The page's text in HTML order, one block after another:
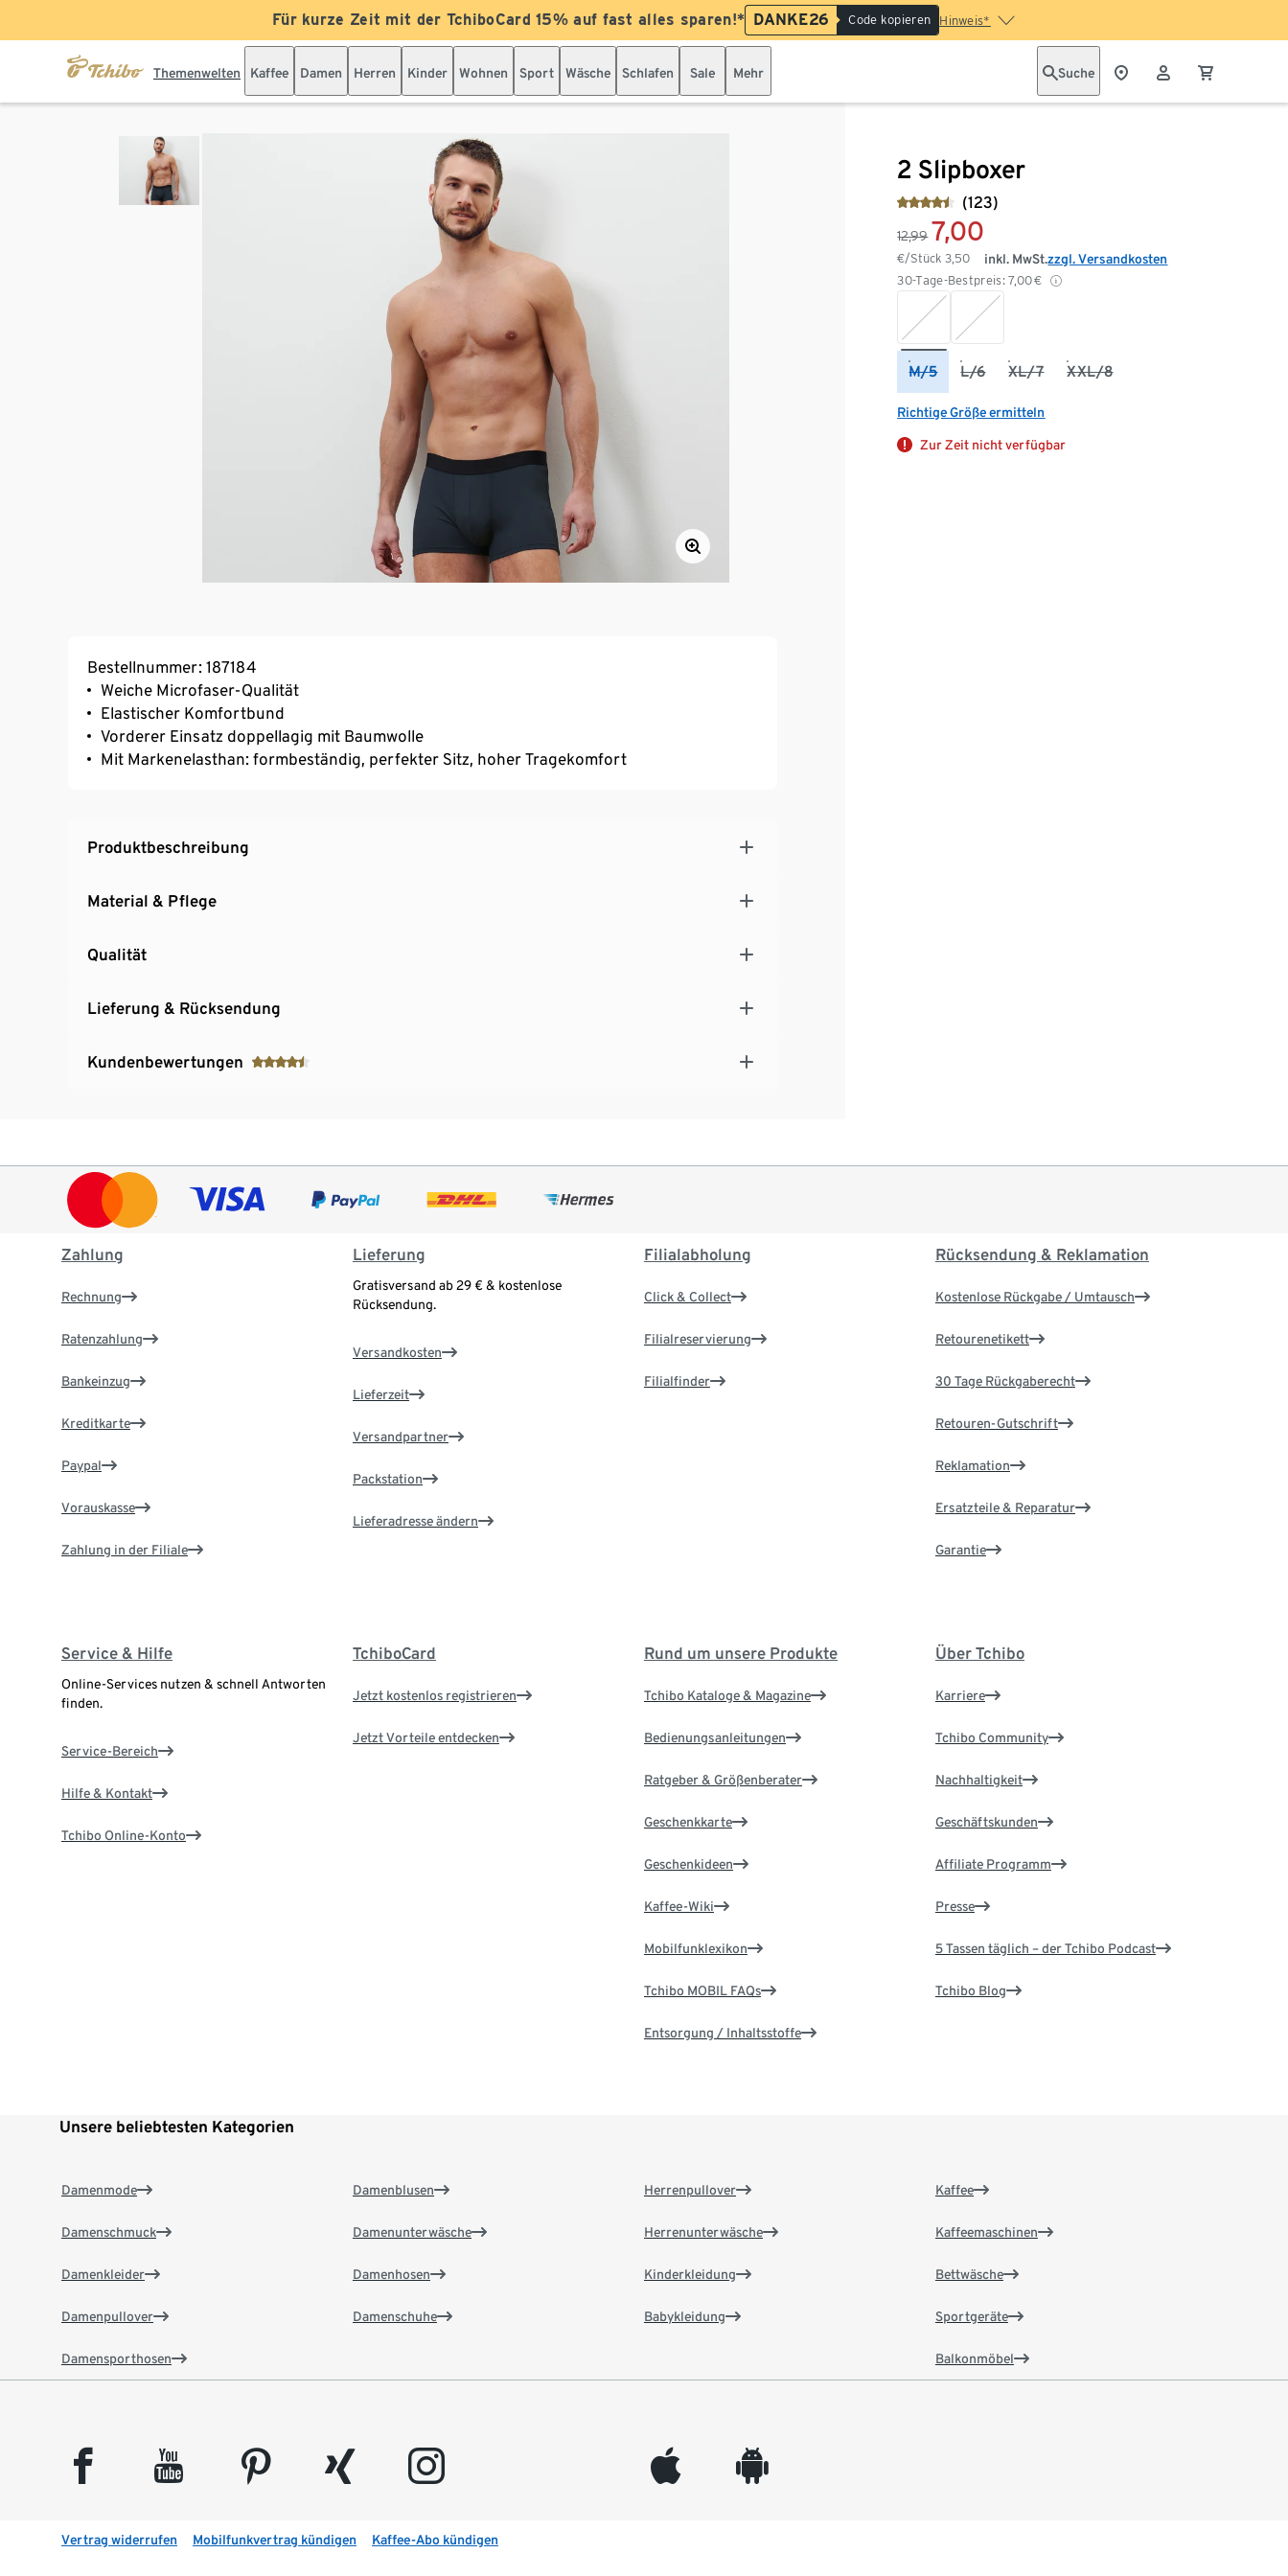
Für kurze Zeit mit der TchiboCard 15% auf fast alles sparen!* DANKE26 Code kopieren Hinweis*
Themenwelten Kaffee Damen Herren Kinder Wohnen Sport Wäsche Schlafen Sale Mehr Suche
2 Slipboxer
(123)
12,99 7,00
€/Stück3,50
30-Tage-Bestpreis: 7,00€
inkl. MwSt.zzgl. Versandkosten
M/5 L/6 XL/7 XXL/8
Richtige Größe ermitteln
Zur Zeit nicht verfügbar
Bestellnummer: 187184
Weiche Microfaser-Qualität
Elastischer Komfortbund
Vorderer Einsatz doppellagig mit Baumwolle
Mit Markenelasthan: formbeständig, perfekter Sitz, hoher Tragekomfort
Produktbeschreibung
Material & Pflege
Qualität
Lieferung & Rücksendung
Kundenbewertungen
Zahlung
Rechnung
Ratenzahlung
Bankeinzug
Kreditkarte
Paypal
Vorauskasse
Zahlung in der Filiale
Lieferung
Gratisversand ab 29 € & kostenlose
Rücksendung.
Versandkosten
Lieferzeit
Versandpartner
Packstation
Lieferadresse ändern
Filialabholung
Click & Collect
Filialreservierung
Filialfinder
Rücksendung & Reklamation
Kostenlose Rückgabe / Umtausch
Retourenetikett
30 Tage Rückgaberecht
Retouren-Gutschrift
Reklamation
Ersatzteile & Reparatur
Garantie
Service & Hilfe
Online-Services nutzen & schnell Antworten
finden.
Service-Bereich
Hilfe & Kontakt
Tchibo Online-Konto
TchiboCard
Jetzt kostenlos registrieren
Jetzt Vorteile entdecken
Rund um unsere Produkte
Tchibo Kataloge & Magazine
Bedienungsanleitungen
Ratgeber & Größenberater
Geschenkkarte
Geschenkideen
Kaffee-Wiki
Mobilfunklexikon
Tchibo MOBIL FAQs
Entsorgung / Inhaltsstoffe
Über Tchibo
Karriere
Tchibo Community
Nachhaltigkeit
Geschäftskunden
Affiliate Programm
Presse
5 Tassen täglich – der Tchibo Podcast
Tchibo Blog
Unsere beliebtesten Kategorien
Damenmode
Damenschmuck
Damenkleider
Damenpullover
Damensporthosen
Damenblusen
Damenunterwäsche
Damenhosen
Damenschuhe
Herrenpullover
Herrenunterwäsche
Kinderkleidung
Babykleidung
Kaffee
Kaffeemaschinen
Bettwäsche
Sportgeräte
Balkonmöbel
facebook youtube pinterest xing instagram appleinc android
Vertrag widerrufen Mobilfunkvertrag kündigen Kaffee-Abo kündigen